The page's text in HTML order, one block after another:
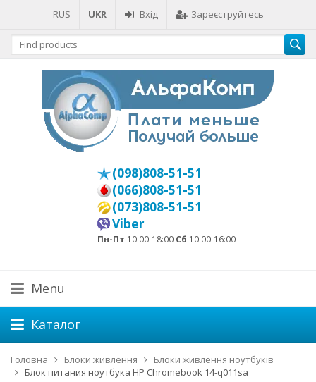
RUS UKR Вхід Зареєструйтесь
(098)808-51-51
(066)808-51-51
(073)808-51-51
Viber
Пн-Пт 10:00-18:00 Сб 10:00-16:00
Menu
Каталог
Головна Блоки живлення
Блоки живлення ноутбуків
Блок питания ноутбука HP Chromebook 14-q011sa